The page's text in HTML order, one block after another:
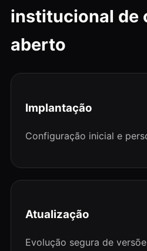
institucional de
aberto
Implantação
Configuração inicial e
Atualização
Evolução segura de